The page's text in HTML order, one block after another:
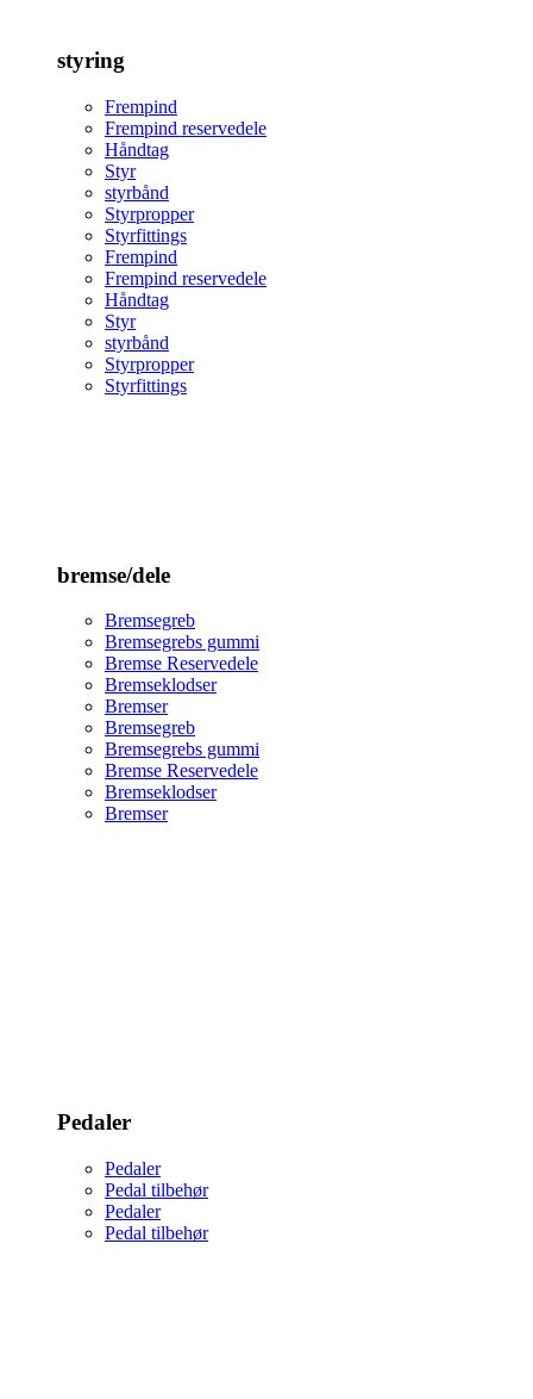
styring
Frempind
Frempind reservedele
Håndtag
Styr
styrbånd
Styrpropper
Styrfittings
Frempind
Frempind reservedele
Håndtag
Styr
styrbånd
Styrpropper
Styrfittings
bremse/dele
Bremsegreb
Bremsegrebs gummi
Bremse Reservedele
Bremseklodser
Bremser
Bremsegreb
Bremsegrebs gummi
Bremse Reservedele
Bremseklodser
Bremser
Pedaler
Pedaler
Pedal tilbehør
Pedaler
Pedal tilbehør